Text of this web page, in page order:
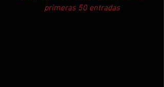
primeras 50 entradas